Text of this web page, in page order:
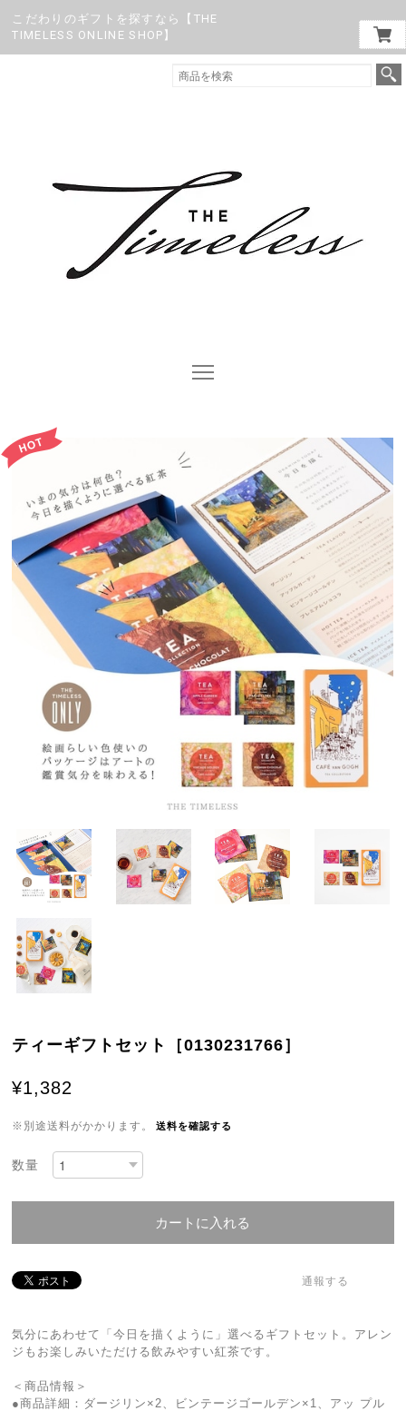
こだわりのギフトを探すなら【THE
TIMELESS ONLINE SHOP】
ティーギフトセット［0130231766］
¥1,382
※別途送料がかかります。 送料を確認する
数量
カートに入れる
通報する
気分にあわせて「今日を描くように」選べるギフトセット。アレン
ジもお楽しみいただける飲みやすい紅茶です。
＜商品情報＞
●商品詳細：ダージリン×2、ビンテージゴールデン×1、アッ プル